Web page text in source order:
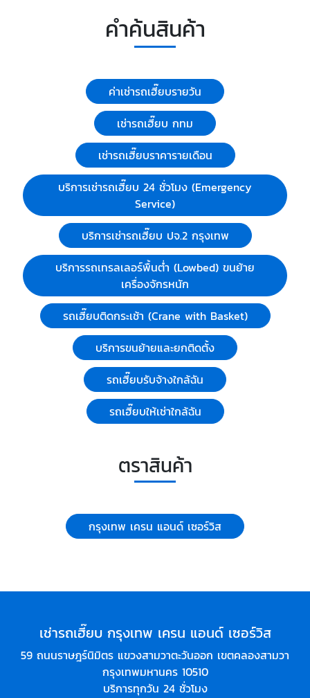
คำค้นสินค้า
ค่าเช่ารถเฮี๊ยบรายวัน
เช่ารถเฮี๊ยบ กทม
เช่ารถเฮี๊ยบราคารายเดือน
บริการเช่ารถเฮี๊ยบ 24 ชั่วโมง (Emergency
Service)
บริการเช่ารถเฮี๊ยบ ปจ.2 กรุงเทพ
บริการรถเทรลเลอร์พื้นต่ำ (Lowbed) ขนย้าย
เครื่องจักรหนัก
รถเฮี๊ยบติดกระเช้า (Crane with Basket)
บริการขนย้ายและยกติดตั้ง
รถเฮี๊ยบรับจ้างใกล้ฉัน
รถเฮี๊ยบให้เช่าใกล้ฉัน
ตราสินค้า
กรุงเทพ เครน แอนด์ เซอร์วิส
เช่ารถเฮี๊ยบ กรุงเทพ เครน แอนด์ เซอร์วิส
59 ถนนราษฎร์นิมิตร แขวงสามวาตะวันออก เขตคลองสามวา
กรุงเทพมหานคร 10510
บริการทุกวัน 24 ชั่วโมง